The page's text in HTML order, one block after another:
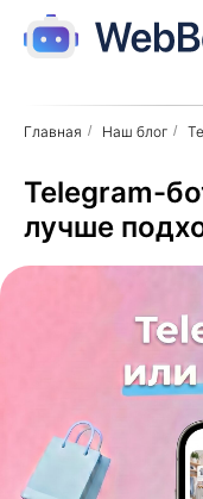
Главная / Наш блог /
Telegram-
лучше